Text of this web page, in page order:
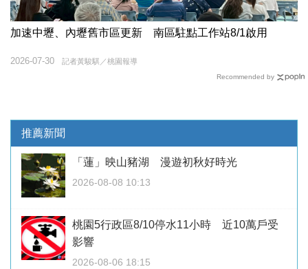
加速中壢、內壢舊市區更新 南區駐點工作站8/1啟用
記者黃駿騏／桃園報導
2026-07-30
Recommended by
推薦新聞
「蓮」映山豬湖 漫遊初秋好時光
2026-08-08 10:13
桃園5行政區8/10停水11小時 近10萬戶受
影響
2026-08-06 18:15